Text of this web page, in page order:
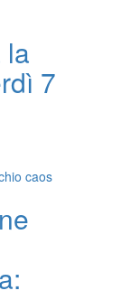
la
7
caos